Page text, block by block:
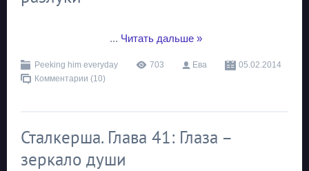
... Читать дальше »
Peeking him everyday 703 Ева
05.02.2014
Комментарии (10)
Сталкерша. Глава 41: Глаза –
зеркало души